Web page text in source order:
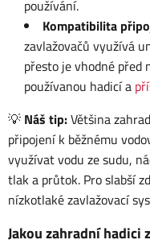
používání.
Kompatibilita
zavlažovačů využívá
přesto je vhodné
používanou hadicí a
💡 Náš tip:Většina
připojení k běžnému
využívat vodu ze sudu,
tlak a průtok. Pro slabší
nízkotlaké zavlažovací
Jakou zahradní hadici